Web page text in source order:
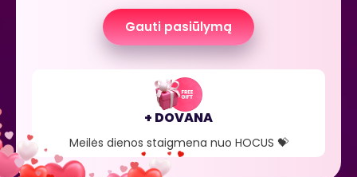
Gauti pasiūlymą
+ DOVANA
Meilės dienos staigmena nuo HOCUS 💝